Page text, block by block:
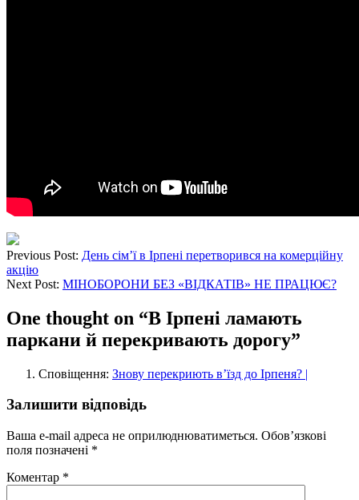
Previous Post: День сім’ї в Ірпені перетворився на комерційну
акцію
Next Post: МІНОБОРОНИ БЕЗ «ВІДКАТІВ» НЕ ПРАЦЮЄ?
One thought on “В Ірпені ламають
паркани й перекривають дорогу”
Сповіщення: Знову перекриють в’їзд до Ірпеня? |
Залишити відповідь
Ваша e-mail адреса не оприлюднюватиметься. Обов’язкові
поля позначені *
Коментар *